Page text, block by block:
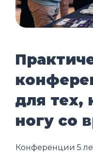
для тех,
ногу со
Конференции 5